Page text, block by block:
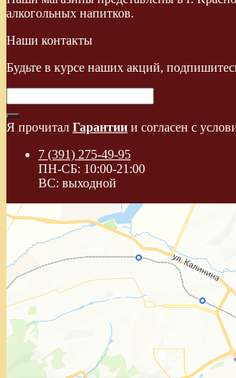
алкогольных напитков.
Наши контакты
Будьте в курсе наших акций,
Я прочитал Гарантии и согласен с
7 (391) 275-49-95
ПН-СБ: 10:00-21:00
ВС: выходной